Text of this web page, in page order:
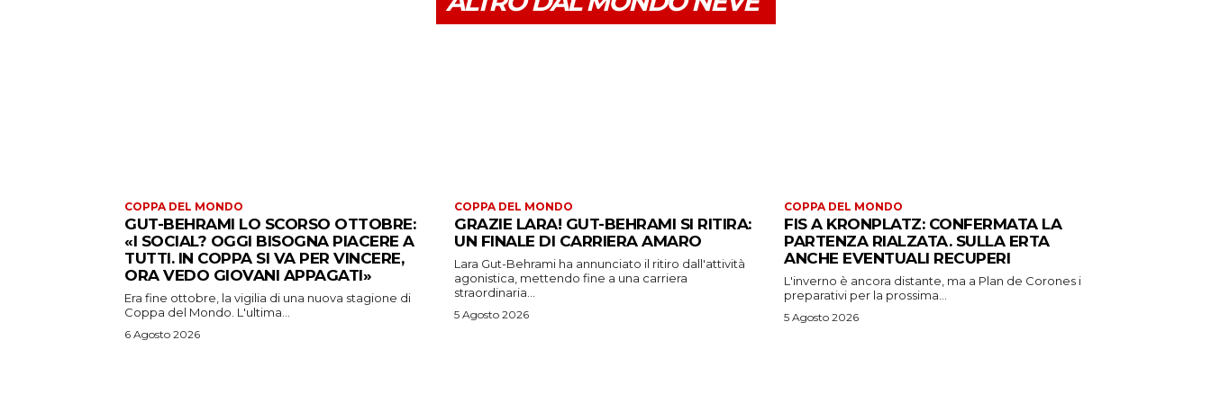
COPPA DEL MONDO
GUT-BEHRAMI LO SCORSO OTTOBRE:
«I SOCIAL? OGGI BISOGNA PIACERE A
TUTTI. IN COPPA SI VA PER VINCERE,
ORA VEDO GIOVANI APPAGATI»
Era fine ottobre, la vigilia di una nuova stagione di
Coppa del Mondo. L'ultima...
6 Agosto 2026
COPPA DEL MONDO
GRAZIE LARA! GUT-BEHRAMI SI RITIRA:
UN FINALE DI CARRIERA AMARO
Lara Gut-Behrami ha annunciato il ritiro dall'attività
agonistica, mettendo fine a una carriera
straordinaria...
5 Agosto 2026
COPPA DEL MONDO
FIS A KRONPLATZ: CONFERMATA LA
PARTENZA RIALZATA. SULLA ERTA
ANCHE EVENTUALI RECUPERI
L'inverno è ancora distante, ma a Plan de Corones i
preparativi per la prossima...
5 Agosto 2026